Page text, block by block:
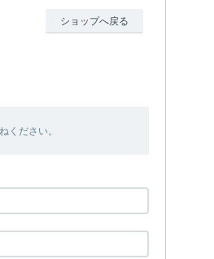
ショップへ戻る
ください。